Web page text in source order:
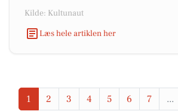
Kilde: Kultunaut
Læs hele artiklen her
1 2 3 4 5 6 7 ...